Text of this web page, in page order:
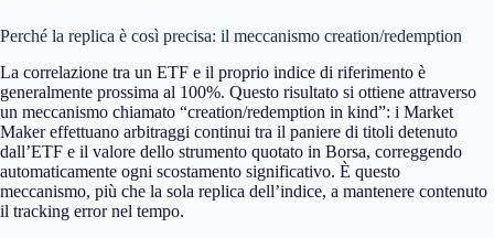
Perché la replica è così precisa: il meccanismo creation/redemption
La correlazione tra un ETF e il proprio indice di riferimento è
generalmente prossima al 100%. Questo risultato si ottiene attraverso
un meccanismo chiamato “creation/redemption in kind”: i Market
Maker effettuano arbitraggi continui tra il paniere di titoli detenuto
dall’ETF e il valore dello strumento quotato in Borsa, correggendo
automaticamente ogni scostamento significativo. È questo
meccanismo, più che la sola replica dell’indice, a mantenere contenuto
il tracking error nel tempo.